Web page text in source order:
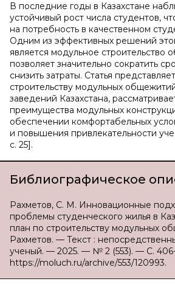
В последние годы в Казахстане
устойчивый рост числа студентов,
на потребность в качественном
Одним из эффективных решений
является модульное строительство
позволяет значительно сократить
снизить затраты. Статья
строительству модульных
заведений Казахстана,
преимущества модульных
обеспечении комфортабельных
и повышения привлекательности
с. 25].
Библиографическое
Рахметов, С. М. Инновационные
проблемы студенческого жилья в
план по строительству модульных
Рахметов. — Текст :
ученый. — 2025. — № 2 (553). — С.
https://moluch.ru/archive/553/120993.